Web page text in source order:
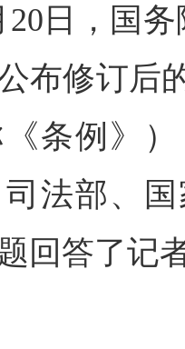
20日，国
布修订后
《条例》
法部、
回答了记